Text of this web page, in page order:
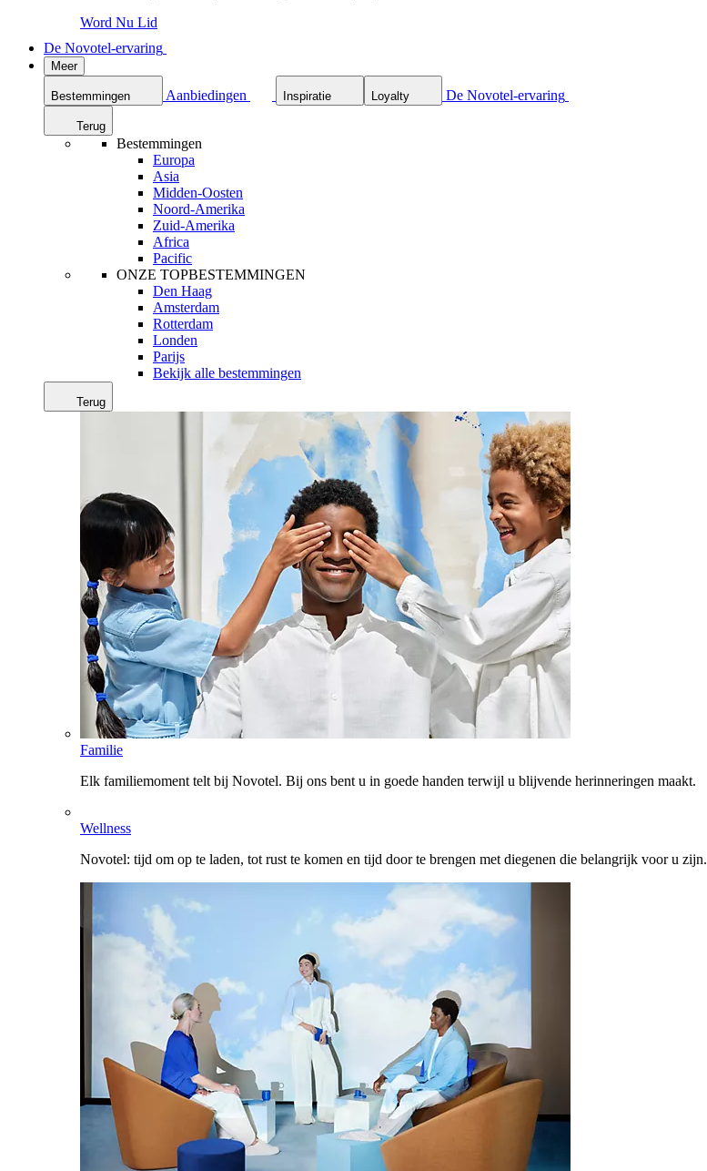
Word Nu Lid
De Novotel-ervaring
Meer
Bestemmingen Aanbiedingen Inspiratie Loyalty De Novotel-ervaring
Terug
Bestemmingen
Europa
Asia
Midden-Oosten
Noord-Amerika
Zuid-Amerika
Africa
Pacific
ONZE TOPBESTEMMINGEN
Den Haag
Amsterdam
Rotterdam
Londen
Parijs
Bekijk alle bestemmingen
Terug
Familie
Elk familiemoment telt bij Novotel. Bij ons bent u in goede handen terwijl u blijvende herinneringen maakt.
Wellness
Novotel: tijd om op te laden, tot rust te komen en tijd door te brengen met diegenen die belangrijk voor u zijn.